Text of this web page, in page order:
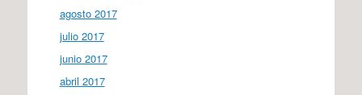
agosto 2017
julio 2017
junio 2017
abril 2017